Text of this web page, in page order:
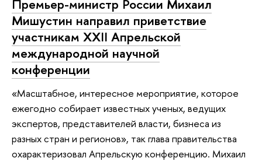
Премьер-министр России Михаил
Мишустин направил приветствие
участникам XXII Апрельской
международной научной
конференции
«Масштабное, интересное мероприятие, которое
ежегодно собирает известных ученых, ведущих
экспертов, представителей власти, бизнеса из
разных стран и регионов», так глава правительства
охарактеризовал Апрельскую конференцию. Михаил